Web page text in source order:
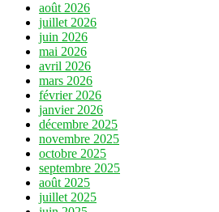
août 2026
juillet 2026
juin 2026
mai 2026
avril 2026
mars 2026
février 2026
janvier 2026
décembre 2025
novembre 2025
octobre 2025
septembre 2025
août 2025
juillet 2025